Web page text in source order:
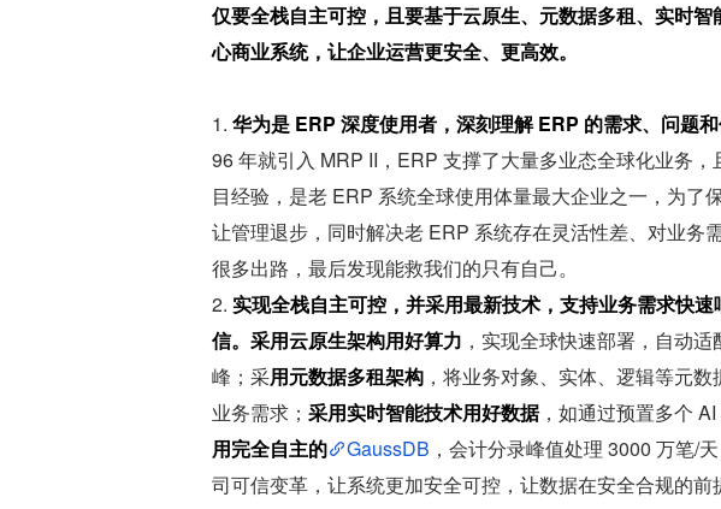
仅要全栈自主可控，且要基于云原生、元数据多租、实时
心商业系统，让企业运营更安全、更高效。
1. 华为是 ERP 深度使用者，深刻理解 ERP 的需求、问题和
96 年就引入 MRP II，ERP 支撑了大量多业态全球化业务
目经验，是老 ERP 系统全球使用体量最大企业之一，为了
让管理退步，同时解决老 ERP 系统存在灵活性差、对业务
很多出路，最后发现能救我们的只有自己。
2. 实现全栈自主可控，并采用最新技术，支持业务需求快
信。采用云原生架构用好算力 ，实现全球快速部署，自动
峰；采用元数据多租架构 ，将业务对象、实体、逻辑等元
业务需求； 采用实时智能技术用好数据，如通过预置多个
用完全自主的
GaussDB ，会计分录峰值处理 3000 万笔/
司可信变革，让系统更加安全可控，让数据在安全合规的前